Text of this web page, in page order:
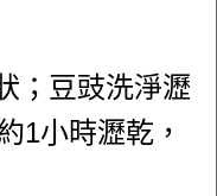
；豆豉洗淨瀝
1小時瀝乾，